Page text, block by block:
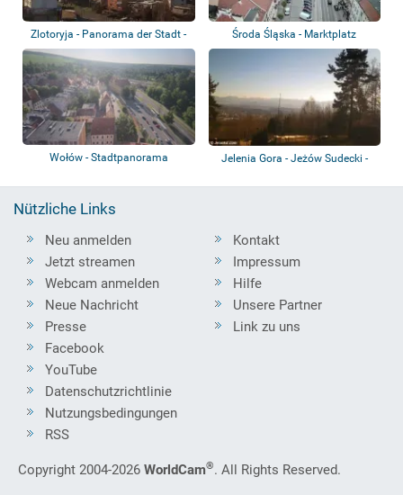
Zlotoryja - Panorama der Stadt -
Rieseng...
Środa Śląska - Marktplatz
Wołów - Stadtpanorama
Jelenia Gora - Jeżów Sudecki -
Nützliche Links
Neu anmelden
Jetzt streamen
Webcam anmelden
Neue Nachricht
Presse
Kontakt
Impressum
Hilfe
Unsere Partner
Link zu uns
Facebook
YouTube
Datenschutzrichtlinie
Nutzungsbedingungen
RSS
Copyright 2004-2026 WorldCam®. All Rights Reserved.